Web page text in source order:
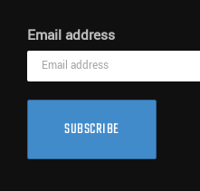
Email address
SUBSCRIBE